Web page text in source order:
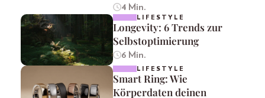
4 Min.
LIFESTYLE
Longevity: 6 Trends zur
Selbstoptimierung
6 Min.
LIFESTYLE
Smart Ring: Wie
Körperdaten deinen